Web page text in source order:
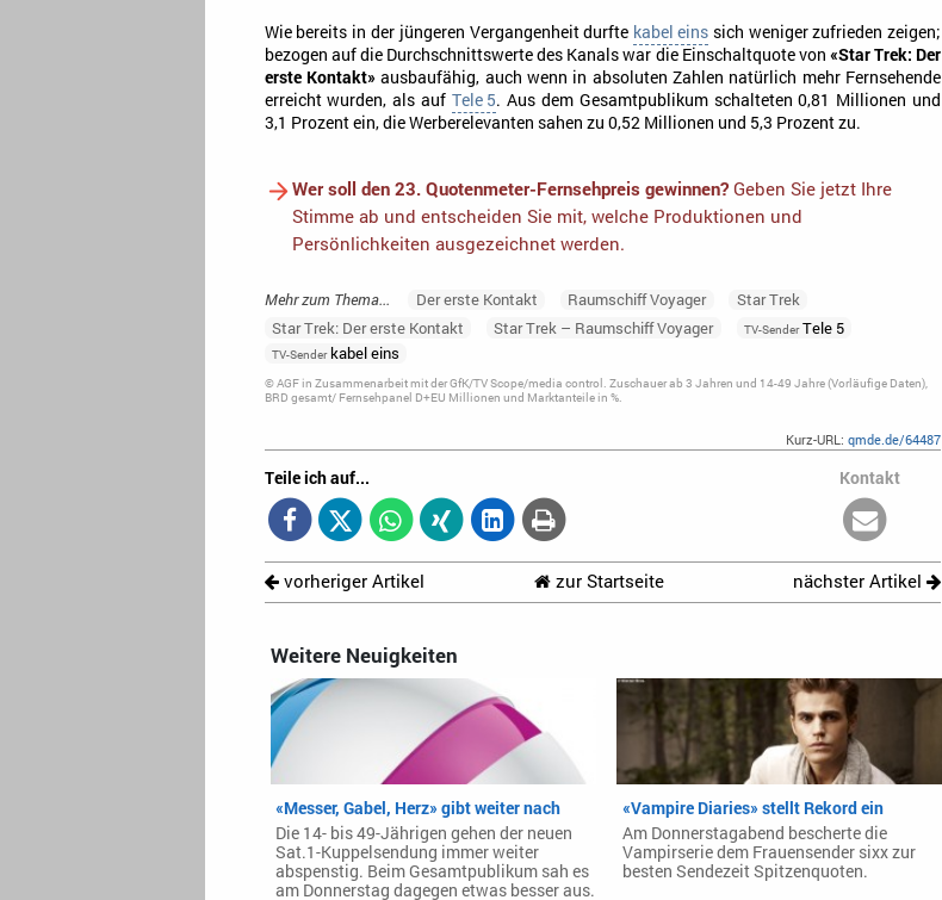
Wie bereits in der jüngeren Vergangenheit durfte kabel eins sich weniger zufrieden zeigen;
bezogen auf die Durchschnittswerte des Kanals war die Einschaltquote von «Star Trek: Der
erste Kontakt» ausbaufähig, auch wenn in absoluten Zahlen natürlich mehr Fernsehende
erreicht wurden, als aufTele 5. Aus dem Gesamtpublikum schalteten 0,81 Millionen und
3,1 Prozent ein, die Werberelevanten sahen zu 0,52 Millionen und 5,3 Prozent zu.
Wer soll den 23. Quotenmeter-Fernsehpreis gewinnen?Geben Sie jetzt Ihre
Stimme ab und entscheiden Sie mit, welche Produktionen und
Persönlichkeiten ausgezeichnet werden.
Mehr zum Thema... Der erste Kontakt Raumschiff Voyager
Star Trek
Star Trek: Der erste Kontakt
Star Trek – Raumschiff Voyager TV-SenderTele 5
TV-Senderkabel eins
© AGF in Zusammenarbeit mit der GfK/TV Scope/media control. Zuschauer ab 3 Jahren und 14-49 Jahre (Vorläufige Daten),
BRD gesamt/ Fernsehpanel D+EU Millionen und Marktanteile in %.
Kurz-URL:qmde.de/64487
Teile ich auf... Kontakt
vorheriger Artikel zur Startseite nächster Artikel
Weitere Neuigkeiten
«Messer, Gabel, Herz» gibt weiter nach
Die 14- bis 49-Jährigen gehen der neuen
Sat.1-Kuppelsendung immer weiter
abspenstig. Beim Gesamtpublikum sah es
am Donnerstag dagegen etwas besser aus.
«Vampire Diaries» stellt Rekord ein
Am Donnerstagabend bescherte die
Vampirserie dem Frauensender sixx zur
besten Sendezeit Spitzenquoten.